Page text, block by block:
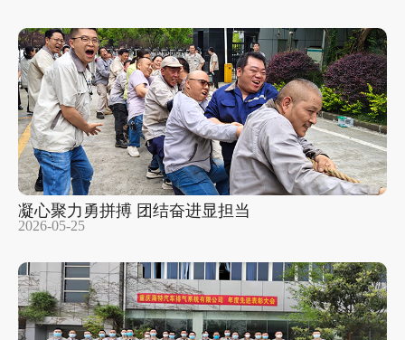
凝心聚力勇拼搏 团结奋进显担当
2026-05-25